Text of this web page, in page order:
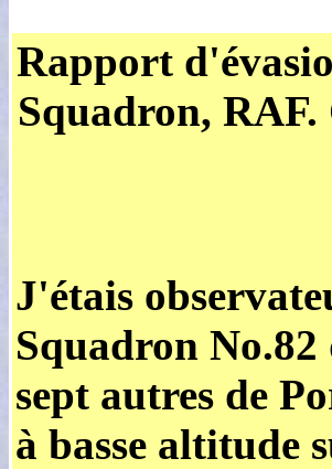
Rapport
Squadron,
J'étais
Squadron
sept autres de
à basse altitude